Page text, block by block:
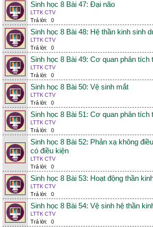
Sinh học 8 Bài 47: Đại não
LTTK CTV
Trả lời:
0
Sinh học 8 Bài 48: Hệ thần kinh sinh
LTTK CTV
Trả lời:
0
Sinh học 8 Bài 49: Cơ quan phân tích
LTTK CTV
Trả lời:
0
Sinh học 8 Bài 50: Vệ sinh mắt
LTTK CTV
Trả lời:
0
Sinh học 8 Bài 51: Cơ quan phân tích
LTTK CTV
Trả lời:
0
Sinh học 8 Bài 52: Phản xạ không
có điều kiện
LTTK CTV
Trả lời:
0
Sinh học 8 Bài 53: Hoạt động thần
LTTK CTV
Trả lời:
0
Sinh học 8 Bài 54: Vệ sinh hệ thần
LTTK CTV
Trả lời:
0